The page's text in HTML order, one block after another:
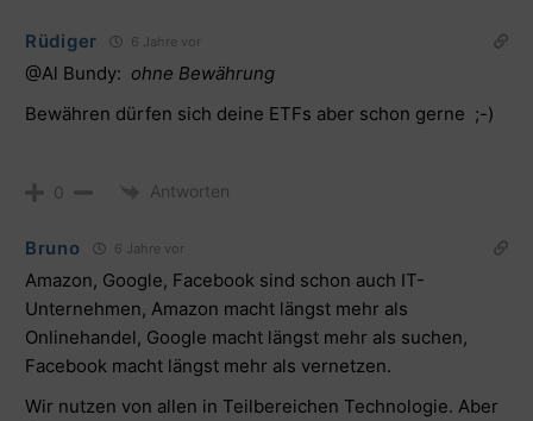
Rüdiger 6 Jahre vor
@Al Bundy: ohne Bewährung
Bewähren dürfen sich deine ETFs aber schon gerne ;-)
0 Antworten
Bruno 6 Jahre vor
Amazon, Google, Facebook sind schon auch IT-
Unternehmen, Amazon macht längst mehr als
Onlinehandel, Google macht längst mehr als suchen,
Facebook macht längst mehr als vernetzen.
Wir nutzen von allen in Teilbereichen Technologie. Aber